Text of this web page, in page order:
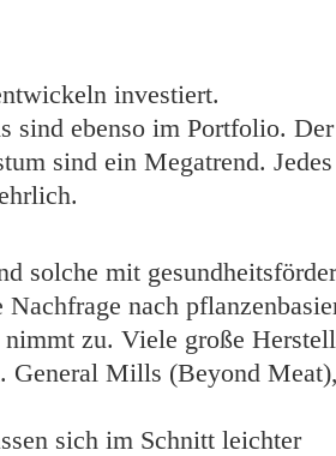
investiert.
sind ebenso im Portfolio. Der
sind ein Megatrend. Jedes
solche mit
nach
zu. Viele große
General Mills (Beyond Meat),
sich im Schnitt leichter